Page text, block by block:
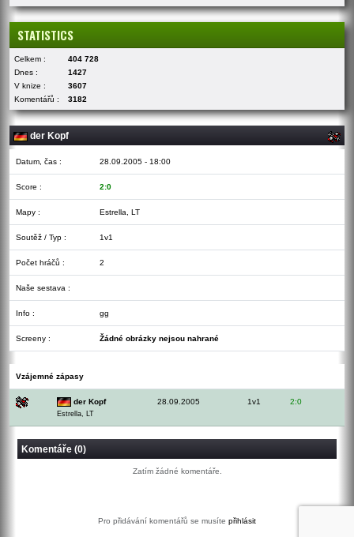
STATISTICS
Celkem :
404 728
Dnes :
1427
V knize :
3607
Komentářů :
3182
der Kopf
Datum, čas : 28.09.2005 - 18:00
Score : 2:0
Mapy : Estrella, LT
Soutěž / Typ : 1v1
Počet hráčů : 2
Naše sestava :
Info : gg
Screeny : Žádné obrázky nejsou nahrané
Vzájemné zápasy
der Kopf
Estrella, LT
28.09.2005 1v1 2:0
Komentáře (0)
Zatím žádné komentáře.
Pro přidávání komentářů se musíte přihlásit